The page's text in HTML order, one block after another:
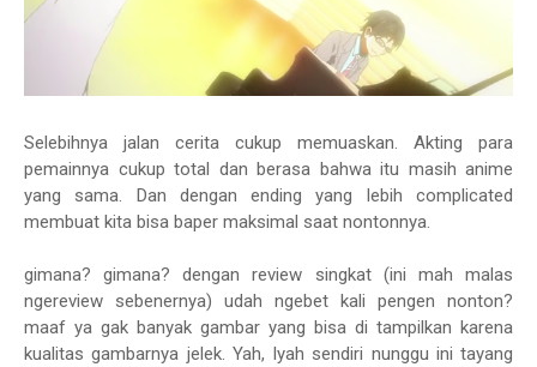
Selebihnya jalan cerita cukup memuaskan. Akting para
pemainnya cukup total dan berasa bahwa itu masih anime
yang sama. Dan dengan ending yang lebih complicated
membuat kita bisa baper maksimal saat nontonnya.
gimana? gimana? dengan review singkat (ini mah malas
ngereview sebenernya) udah ngebet kali pengen nonton?
maaf ya gak banyak gambar yang bisa di tampilkan karena
kualitas gambarnya jelek. Yah, Iyah sendiri nunggu ini tayang